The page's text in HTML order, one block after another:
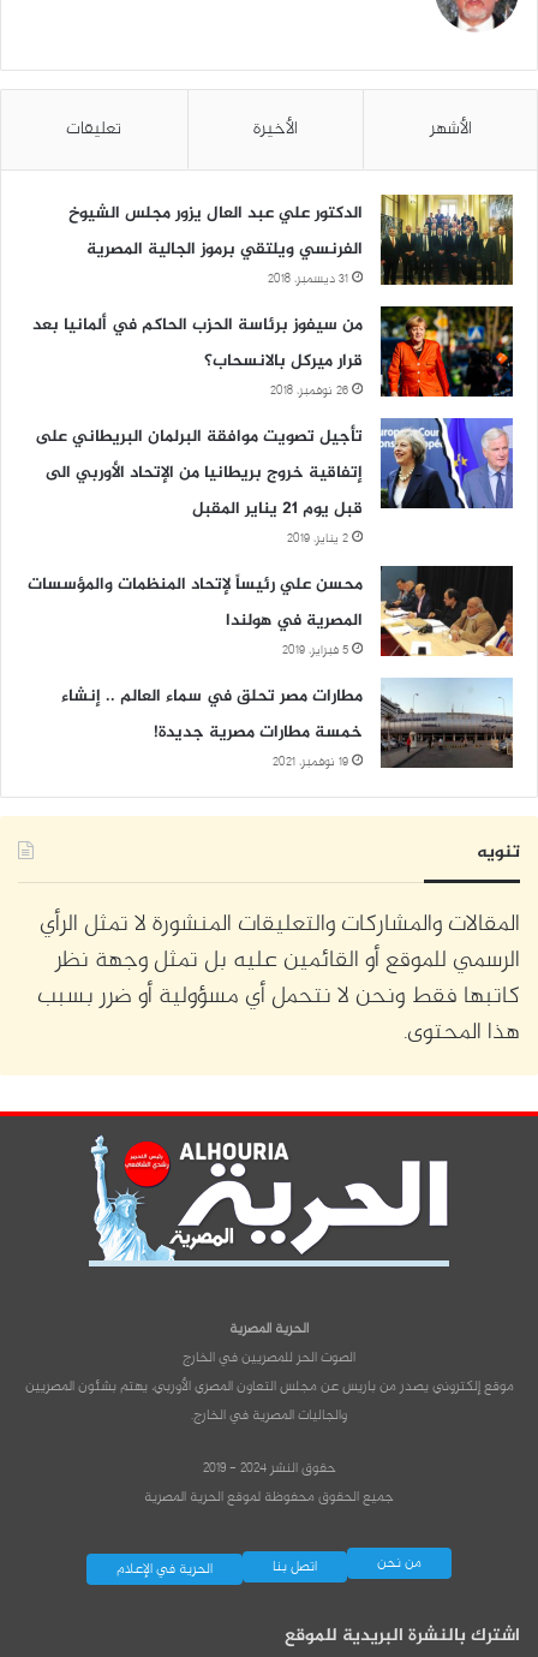
الأشهر الأخيرة تعليقات
الدكتور علي عبد العال يزور مجلس الشيوخ
الفرنسي ويلتقي برموز الجالية المصرية
31 ديسمبر، 2018
من سيفوز برئاسة الحزب الحاكم في ألمانيا بعد
قرار ميركل بالانسحاب؟
26 نوفمبر، 2018
تأجيل تصويت موافقة البرلمان البريطاني على
إتفاقية خروج بريطانيا من الإتحاد الأوربي الى
قبل يوم 21 يناير المقبل
2 يناير، 2019
محسن علي رئيساً لإتحاد المنظمات والمؤسسات
المصرية في هولندا
5 فبراير، 2019
مطارات مصر تحلق في سماء العالم .. إنشاء
خمسة مطارات مصرية جديدة!
19 نوفمبر، 2021
تنويه
المقالات والمشاركات والتعليقات المنشورة لا تمثل الرأي
الرسمي للموقع أو القائمين عليه بل تمثل وجهة نظر
كاتبها فقط ونحن لا نتحمل أي مسؤولية أو ضرر بسبب
هذا المحتوى.
الحرية المصرية
الصوت الحر للمصريين في الخارج
موقع إلكتروني يصدر من باريس عن مجلس التعاون المصري الأوربي، يهتم بشئون المصريين
والجاليات المصرية في الخارج.
حقوق النشر 2024 - 2019
جميع الحقوق محفوظة لموقع الحرية المصرية
من نحن اتصل بنا الحرية في الإعلام
اشترك بالنشرة البريدية للموقع